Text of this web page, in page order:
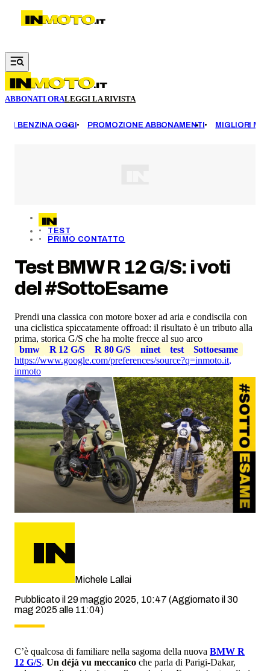
Vai al contenuto principale
ABBONATI ORALEGGI LA RIVISTA
BENZINA OGGI PROMOZIONE ABBONAMENTI MIGLIORI
TEST
PRIMO CONTATTO
Test BMW R 12 G/S: i voti
del #SottoEsame
Prendi una classica con motore boxer ad aria e condiscila con
una ciclistica spiccatamente offroad: il risultato è un tributo alla
prima, storica G/S che ha molte frecce al suo arco
bmw
R 12 G/S R 80 G/S ninet test
Sottoesame
https://www.google.com/preferences/source?q=inmoto.it,
inmoto
Michele Lallai
Pubblicato il 29 maggio 2025, 10:47 (Aggiornato il 30
mag 2025 alle 11:04)
C’è qualcosa di familiare nella sagoma della nuova BMW R
12 G/S. Un déjà vu meccanico che parla di Parigi-Dakar,